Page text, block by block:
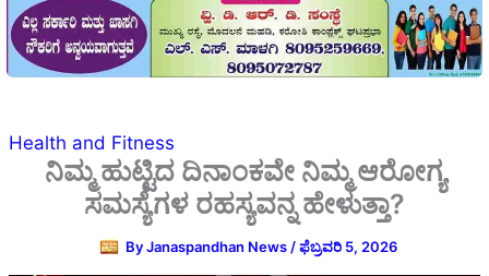
Health and Fitness
ನಿಮ್ಮ ಹುಟ್ಟಿದ ದಿನಾಂಕವೇ ನಿಮ್ಮ ಆರೋಗ್ಯ
ಸಮಸ್ಯೆಗಳ ರಹಸ್ಯವನ್ನ ಹೇಳುತ್ತಾ?
ByJanaspandhan News /ಫೆಬ್ರವರಿ 5, 2026